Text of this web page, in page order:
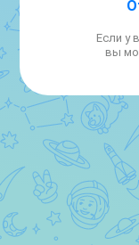
Если у
вы